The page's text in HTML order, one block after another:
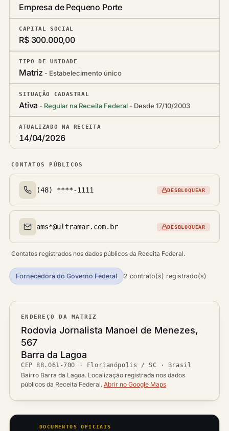
Empresa de Pequeno Porte
CAPITAL SOCIAL
R$ 300.000,00
TIPO DE UNIDADE
Matriz Estabelecimento único
SITUAÇÃO CADASTRAL
Ativa Regular na Receita Federal Desde 17/10/2003
ATUALIZADO NA RECEITA
14/04/2026
CONTATOS PÚBLICOS
Telefone(s)
(48) ****-1111 DESBLOQUEAR
Email(s)
ams*@ultramar.com.br DESBLOQUEAR
Contatos registrados nos dados públicos da Receita Federal.
Fornecedora do Governo Federal 2 contrato(s) registrado(s)
ENDEREÇO DA MATRIZ
Logradouro
Rodovia Jornalista Manoel de Menezes,
567
Bairro
Barra da Lagoa
CEP
CEP88.061-700 ·
Cidade / UF
Florianópolis / SC · Brasil
Ver localização no mapa
Bairro Barra da Lagoa. Localização registrada nos dados
públicos da Receita Federal. Abrir no Google Maps
DOCUMENTOS OFICIAIS